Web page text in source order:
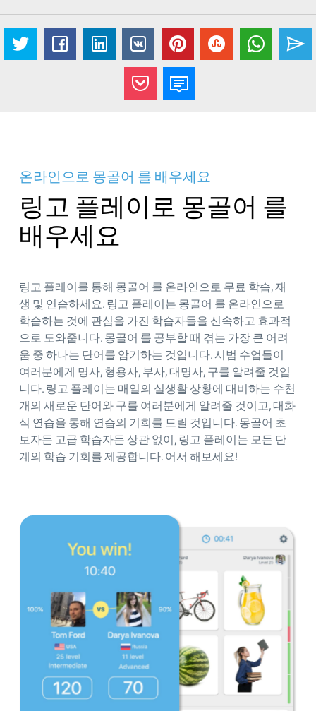
온라인으로 몽골어 를 배우세요
링고 플레이로 몽골어 를
배우세요
링고 플레이를 통해 몽골어 를 온라인으로 무료 학습, 재
생 및 연습하세요. 링고 플레이는 몽골어 를 온라인으로
학습하는 것에 관심을 가진 학습자들을 신속하고 효과적
으로 도와줍니다. 몽골어 를 공부할 때 겪는 가장 큰 어려
움 중 하나는 단어를 암기하는 것입니다. 시범 수업들이
여러분에게 명사, 형용사, 부사, 대명사, 구를 알려줄 것입
니다. 링고 플레이는 매일의 실생활 상황에 대비하는 수천
개의 새로운 단어와 구를 여러분에게 알려줄 것이고, 대화
식 연습을 통해 연습의 기회를 드릴 것입니다. 몽골어 초
보자든 고급 학습자든 상관 없이, 링고 플레이는 모든 단
계의 학습 기회를 제공합니다. 어서 해보세요!